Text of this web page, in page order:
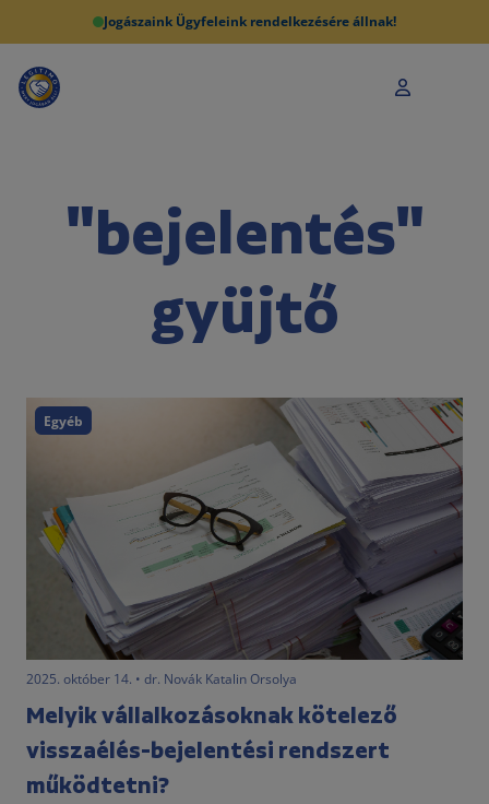
Jogászaink Ügyfeleink rendelkezésére állnak!
"bejelentés"
gyüjtő
Egyéb
2025. október 14. • dr. Novák Katalin Orsolya
Melyik vállalkozásoknak kötelező
visszaélés-bejelentési rendszert
működtetni?